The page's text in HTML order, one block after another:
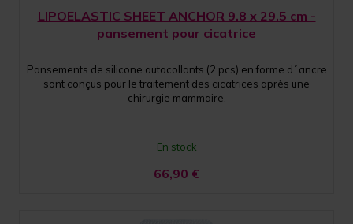
LIPOELASTIC SHEET ANCHOR 9.8 x 29.5 cm -
pansement pour cicatrice
Pansements de silicone autocollants (2 pcs) en forme d´ancre
sont conçus pour le traitement des cicatrices après une
chirurgie mammaire.
En stock
66,90 €